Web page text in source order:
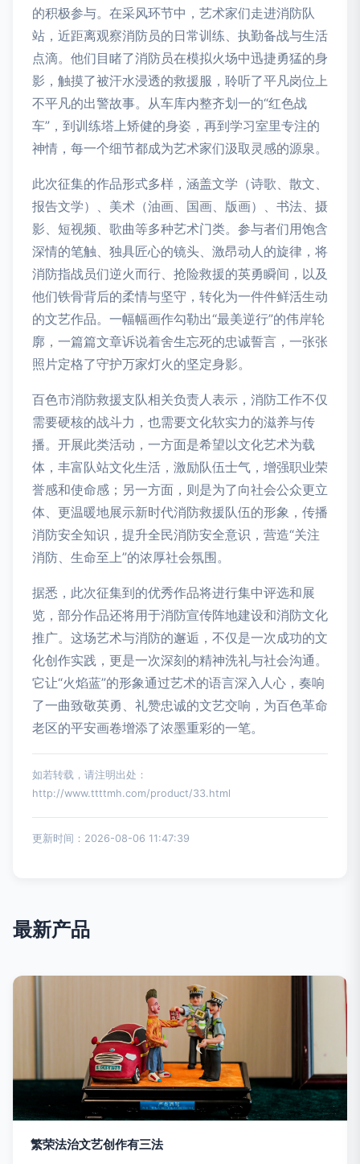
的积极参与。在采风环节中，艺术家们走进消防队
站，近距离观察消防员的日常训练、执勤备战与生活
点滴。他们目睹了消防员在模拟火场中迅捷勇猛的身
影，触摸了被汗水浸透的救援服，聆听了平凡岗位上
不平凡的出警故事。从车库内整齐划一的“红色战
车”，到训练塔上矫健的身姿，再到学习室里专注的
神情，每一个细节都成为艺术家们汲取灵感的源泉。
此次征集的作品形式多样，涵盖文学（诗歌、散文、
报告文学）、美术（油画、国画、版画）、书法、摄
影、短视频、歌曲等多种艺术门类。参与者们用饱含
深情的笔触、独具匠心的镜头、激昂动人的旋律，将
消防指战员们逆火而行、抢险救援的英勇瞬间，以及
他们铁骨背后的柔情与坚守，转化为一件件鲜活生动
的文艺作品。一幅幅画作勾勒出“最美逆行”的伟岸轮
廓，一篇篇文章诉说着舍生忘死的忠诚誓言，一张张
照片定格了守护万家灯火的坚定身影。
百色市消防救援支队相关负责人表示，消防工作不仅
需要硬核的战斗力，也需要文化软实力的滋养与传
播。开展此类活动，一方面是希望以文化艺术为载
体，丰富队站文化生活，激励队伍士气，增强职业荣
誉感和使命感；另一方面，则是为了向社会公众更立
体、更温暖地展示新时代消防救援队伍的形象，传播
消防安全知识，提升全民消防安全意识，营造“关注
消防、生命至上”的浓厚社会氛围。
据悉，此次征集到的优秀作品将进行集中评选和展
览，部分作品还将用于消防宣传阵地建设和消防文化
推广。这场艺术与消防的邂逅，不仅是一次成功的文
化创作实践，更是一次深刻的精神洗礼与社会沟通。
它让“火焰蓝”的形象通过艺术的语言深入人心，奏响
了一曲致敬英勇、礼赞忠诚的文艺交响，为百色革命
老区的平安画卷增添了浓墨重彩的一笔。
如若转载，请注明出处：
http://www.ttttmh.com/product/33.html
更新时间：2026-08-06 11:47:39
最新产品
繁荣法治文艺创作有三法